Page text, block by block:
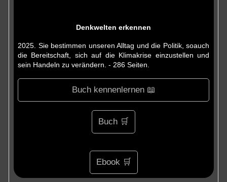
Denkwelten erkennen
2025. Sie bestimmen unseren Alltag und die Politik, soauch
die Bereitschaft, sich auf die Klimakrise einzustellen und
sein Handeln zu verändern. - 286 Seiten.
Buch kennenlernen 📖
Buch 🛒
Ebook 🛒